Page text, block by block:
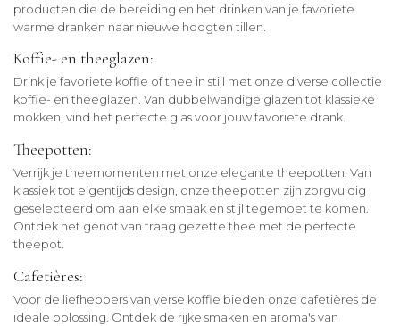
producten die de bereiding en het drinken van je favoriete
warme dranken naar nieuwe hoogten tillen.
Koffie- en theeglazen:
Drink je favoriete koffie of thee in stijl met onze diverse collectie
koffie- en theeglazen. Van dubbelwandige glazen tot klassieke
mokken, vind het perfecte glas voor jouw favoriete drank.
Theepotten:
Verrijk je theemomenten met onze elegante theepotten. Van
klassiek tot eigentijds design, onze theepotten zijn zorgvuldig
geselecteerd om aan elke smaak en stijl tegemoet te komen.
Ontdek het genot van traag gezette thee met de perfecte
theepot.
Cafetières:
Voor de liefhebbers van verse koffie bieden onze cafetières de
ideale oplossing. Ontdek de rijke smaken en aroma's van